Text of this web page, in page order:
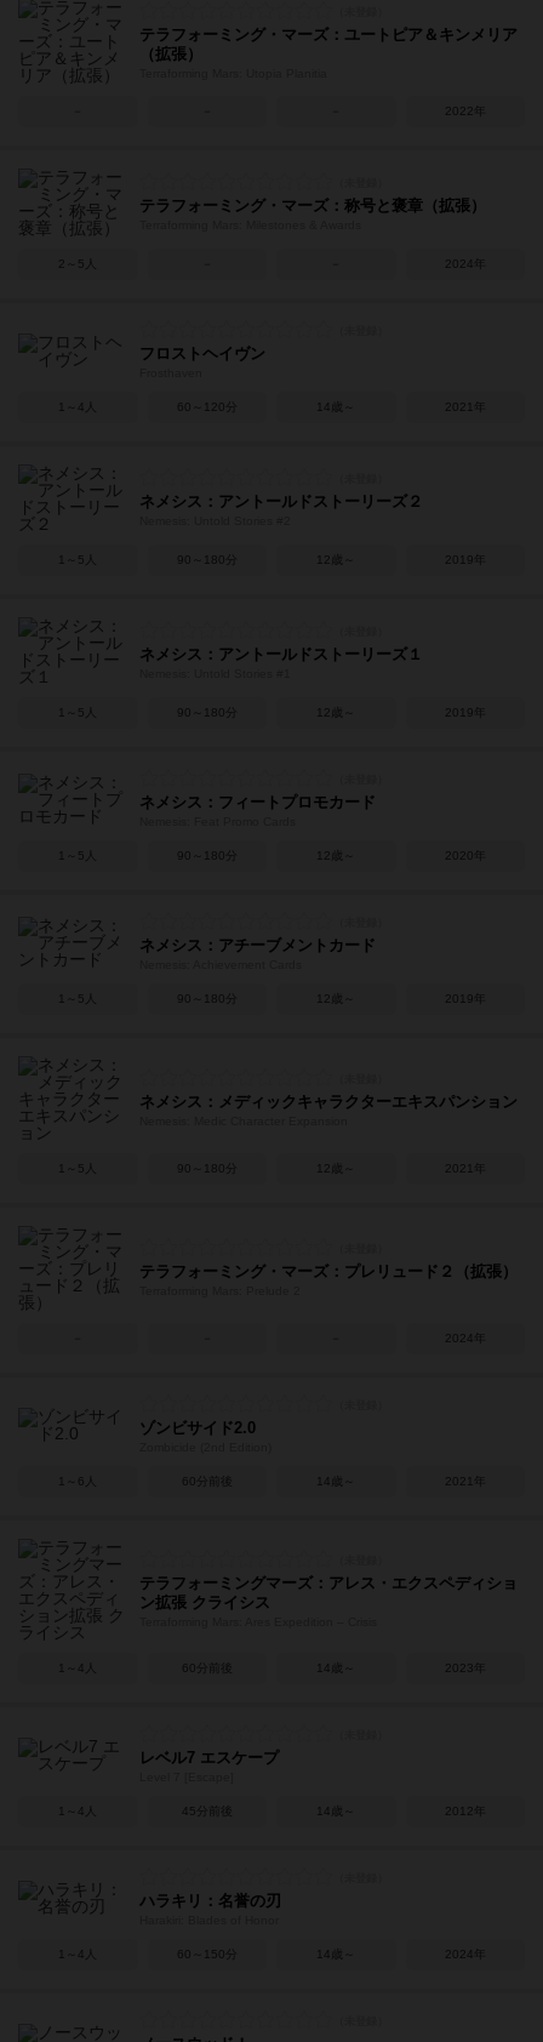
テラフォーミング・マーズ：ユートピア＆キンメリア
（拡張）
2022年
テラフォーミング・マーズ：称号と褒章（拡張）
2～5人 2024年
フロストヘイヴン
1～4人 60～120分 14歳～ 2021年
ネメシス：アントールドストーリーズ２
1～5人 90～180分 12歳～ 2019年
ネメシス：アントールドストーリーズ１
1～5人 90～180分 12歳～ 2019年
ネメシス：フィートプロモカード
1～5人 90～180分 12歳～ 2020年
ネメシス：アチーブメントカード
1～5人 90～180分 12歳～ 2019年
ネメシス：メディックキャラクターエキスパンション
1～5人 90～180分 12歳～ 2021年
テラフォーミング・マーズ：プレリュード２（拡張）
2024年
ゾンビサイド2.0
1～6人 60分前後 14歳～ 2021年
テラフォーミングマーズ：アレス・エクスペディショ
ン拡張 クライシス
1～4人 60分前後 14歳～ 2023年
レベル7 エスケープ
1～4人 45分前後 14歳～ 2012年
ハラキリ：名誉の刃
1～4人 60～150分 14歳～ 2024年